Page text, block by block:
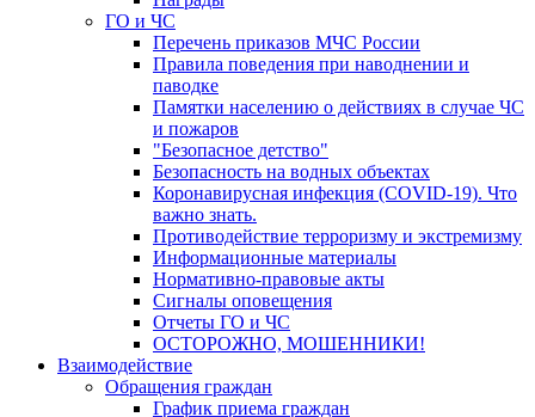
ГО и ЧС
Перечень приказов МЧС России
Правила поведения при наводнении и
паводке
Памятки населению о действиях в случае ЧС
и пожаров
"Безопасное детство"
Безопасность на водных объектах
Коронавирусная инфекция (COVID-19). Что
важно знать.
Противодействие терроризму и экстремизму
Информационные материалы
Нормативно-правовые акты
Сигналы оповещения
Отчеты ГО и ЧС
ОСТОРОЖНО, МОШЕННИКИ!
Взаимодействие
Обращения граждан
График приема граждан